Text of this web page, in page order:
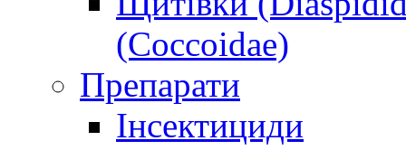
(Coccoidae)
Препарати
Інсектициди